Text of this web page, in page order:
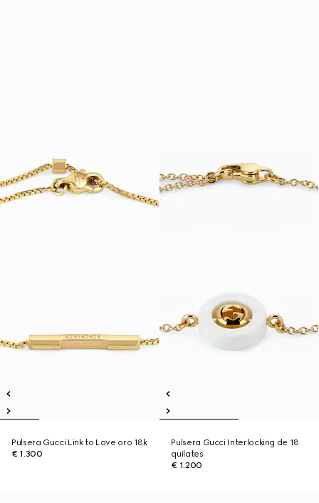
Pulsera Gucci Link to Love oro 18k
€ 1.300
Pulsera Gucci Interlocking de 18
quilates
€ 1.200